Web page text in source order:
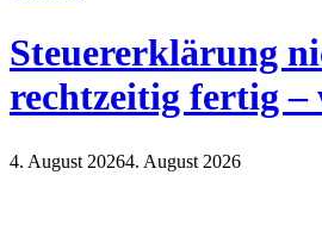
Steuererklärung
rechtzeitig fertig –
4. August 20264. August 2026